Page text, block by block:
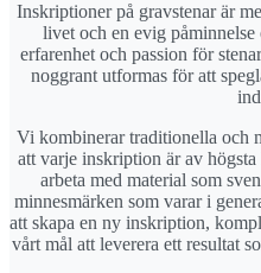
Inskriptioner på gravstenar är
livet och en evig
erfarenhet och passion för
noggrant utformas för att
Vi kombinerar traditionella och
att varje inskription är av
arbeta med material som
minnesmärken som varar i
att skapa en ny inskription,
vårt mål att leverera ett resultat